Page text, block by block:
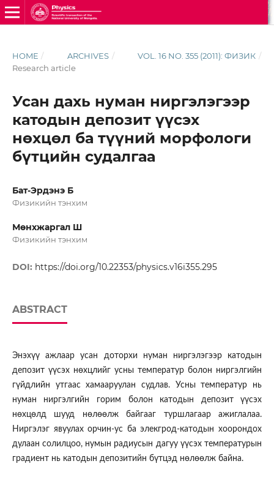
HOME / ARCHIVES / VOL. 16 NO. 355 (2011): ФИЗИК /
Research article
Усан дахь нуман ниргэлэгээр
катодын депозит үүсэх
нөхцөл ба түүний морфологи
бүтцийн судалгаа
Бат-Эрдэнэ Б
Физикийн тэнхим
Мөнхжаргал Ш
Физикийн тэнхим
DOI: https://doi.org/10.22353/physics.v16i355.295
ABSTRACT
Энэхүү ажлаар усан доторхи нуман ниргэлэгээр катодын
депозит үүсэх нөхцлийг усны температур болон ниргэлгийн
гүйдлийн утгаас хамааруулан судлав. Усны температур нь
нуман ниргэлгийн горим болон катодын депозит үүсэх
нөхцөлд шууд нөлөөлж байгааг туршлагаар ажиглалаа.
Ниргэлэг явуулах орчин-ус ба элекгрод-катодын хоорондох
дулаан солилцоо, нумын радиусын дагуу үүсэх температурын
градиент нь катодын депозитийн бүтцэд нөлөөлж байна.